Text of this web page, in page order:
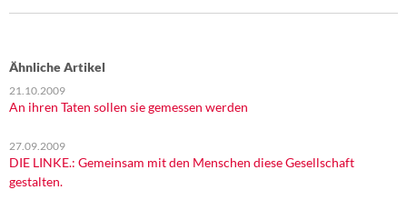
Ähnliche Artikel
21.10.2009
An ihren Taten sollen sie gemessen werden
27.09.2009
DIE LINKE.: Gemeinsam mit den Menschen diese Gesellschaft
gestalten.